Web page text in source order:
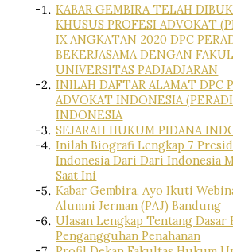
KABAR GEMBIRA TELAH
KHUSUS PROFESI ADVOKAT
IX ANGKATAN 2020 DPC
BEKERJASAMA DENGAN
UNIVERSITAS PADJADJARAN
INILAH DAFTAR ALAMAT DPC
ADVOKAT INDONESIA
INDONESIA
SEJARAH HUKUM PIDANA
Inilah Biografi Lengkap 7
Indonesia Dari Dari Indonesia
Saat Ini
Kabar Gembira, Ayo Ikuti
Alumni Jerman (PAJ) Bandung
Ulasan Lengkap Tentang Dasar
Pengangguhan Penahanan